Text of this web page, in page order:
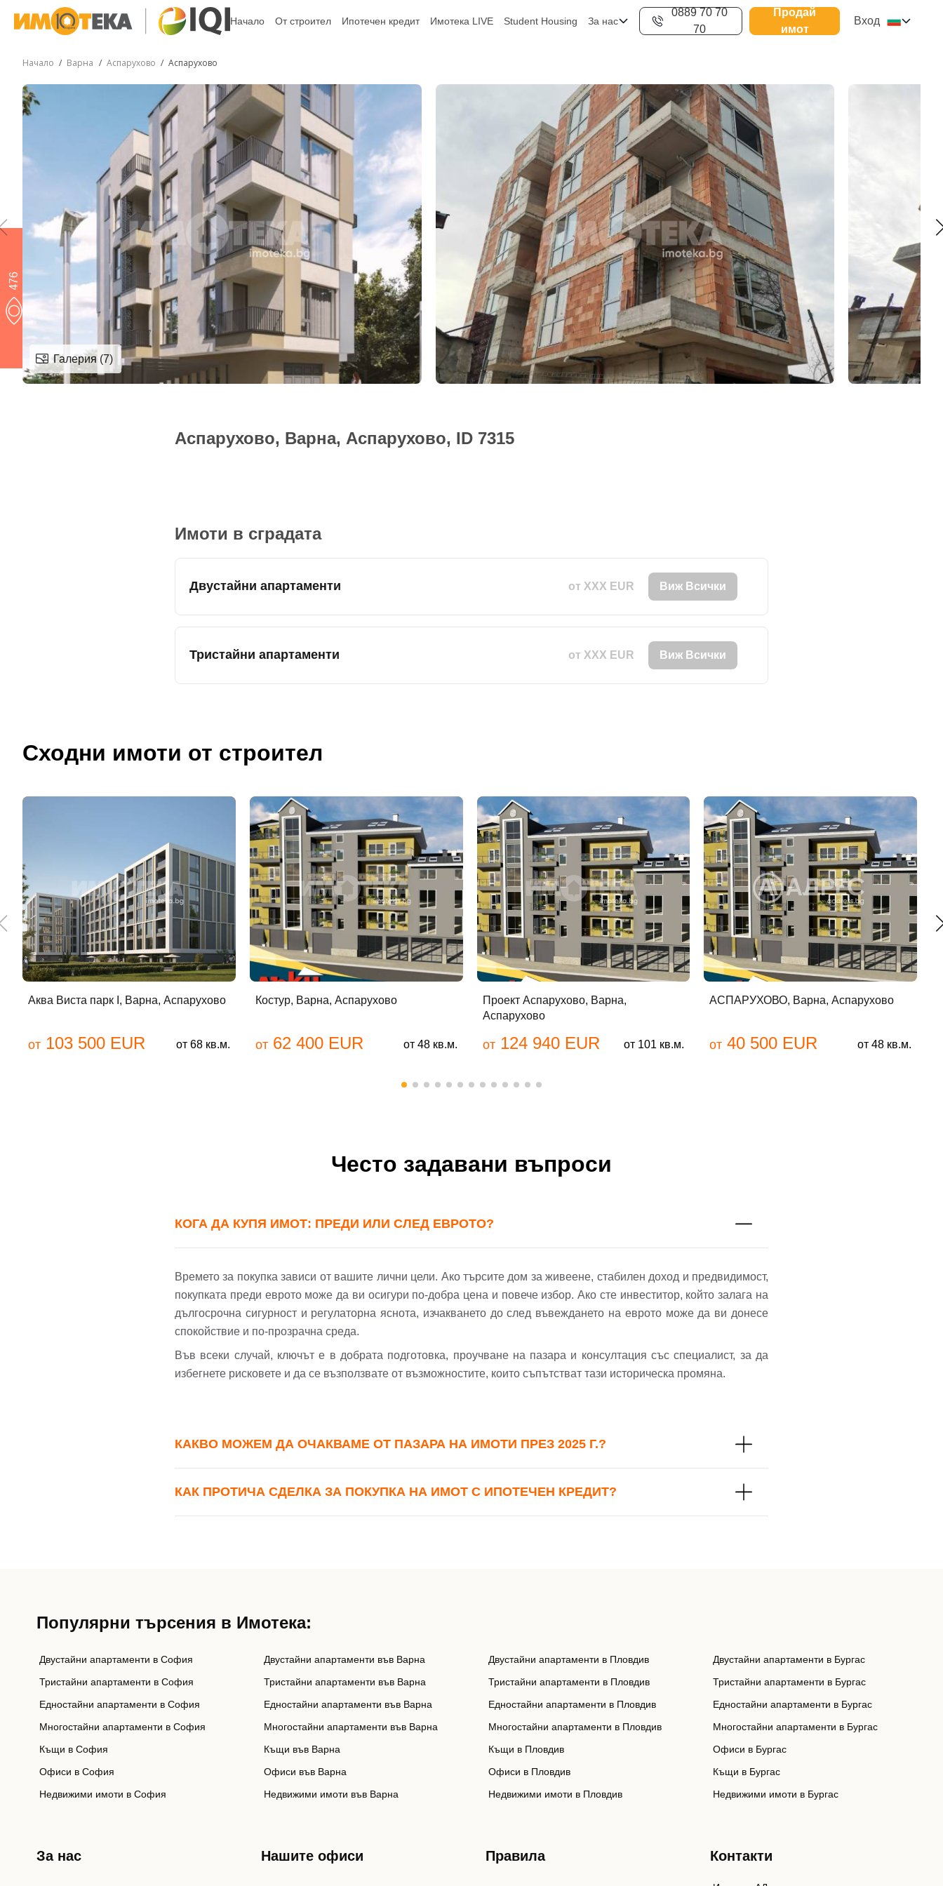
Начало От строител Ипотечен кредит Имотека LIVE Student Housing За нас
0889 70 70
70
Продай
имот
Вход
Добре дошъл!
Вход Регистрация
Имейл Адрес
Вход
Вход с Google Вход с Facebook
Начало Варна Аспарухово Аспарухово
476
Галерия (7)
Аспарухово, Варна, Аспарухово, ID 7315
Имоти в сградата
Двустайни апартаменти от XXX EUR Виж Всички
Тристайни апартаменти от XXX EUR Виж Всички
Сходни имоти от строител
Аква Виста парк I, Варна, Аспарухово
от 103 500 EUR от 68 кв.м.
Костур, Варна, Аспарухово
от62 400 EUR от 48 кв.м.
Проект Аспарухово, Варна,
Аспарухово
от124 940 EUR от 101 кв.м.
АСПАРУХОВО, Варна, Аспарухово
от 40 500 EUR от 48 кв.м.
Често задавани въпроси
КОГА ДА КУПЯ ИМОТ: ПРЕДИ ИЛИ СЛЕД ЕВРОТО?
Времето за покупка зависи от вашите лични цели. Ако търсите дом за живеене, стабилен доход и предвидимост,
покупката преди еврото може да ви осигури по-добра цена и повече избор. Ако сте инвеститор, който залага на
дългосрочна сигурност и регулаторна яснота, изчакването до след въвеждането на еврото може да ви донесе
спокойствие и по-прозрачна среда.
Във всеки случай, ключът е в добрата подготовка, проучване на пазара и консултация със специалист, за да
избегнете рисковете и да се възползвате от възможностите, които съпътстват тази историческа промяна.
КАКВО МОЖЕМ ДА ОЧАКВАМЕ ОТ ПАЗАРА НА ИМОТИ ПРЕЗ 2025 Г.?
КАК ПРОТИЧА СДЕЛКА ЗА ПОКУПКА НА ИМОТ С ИПОТЕЧЕН КРЕДИТ?
Популярни търсения в Имотека:
Двустайни апартаменти в София
Тристайни апартаменти в София
Едностайни апартаменти в София
Многостайни апартаменти в София
Къщи в София
Офиси в София
Недвижими имоти в София
Двустайни апартаменти във Варна
Тристайни апартаменти във Варна
Едностайни апартаменти във Варна
Многостайни апартаменти във Варна
Къщи във Варна
Офиси във Варна
Недвижими имоти във Варна
Двустайни апартаменти в Пловдив
Тристайни апартаменти в Пловдив
Едностайни апартаменти в Пловдив
Многостайни апартаменти в Пловдив
Къщи в Пловдив
Офиси в Пловдив
Недвижими имоти в Пловдив
Двустайни апартаменти в Бургас
Тристайни апартаменти в Бургас
Едностайни апартаменти в Бургас
Многостайни апартаменти в Бургас
Офиси в Бургас
Къщи в Бургас
Недвижими имоти в Бургас
За нас Нашите офиси Правила Контакти